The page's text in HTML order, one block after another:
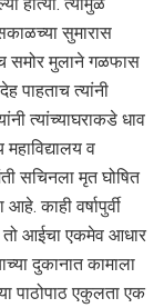
होत्या. त्यामुळे
सुमारास
समोर मुलाने गळफास
पाहताच त्यांनी
त्यांच्याघराकडे धाव
व
सचिनला मृत घोषित
काही वर्षापुर्वी
तो आईचा एकमेव आधार
दुकानात कामाला
पाठोपाठ एकुलता एक